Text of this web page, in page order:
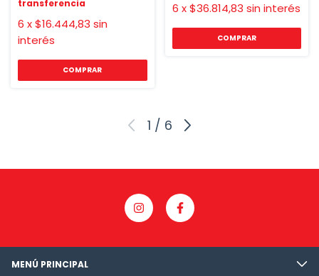
6 x$16.444,83 sin
interés
6 x$36.814,83 sin interés
1 / 6
MENÚ PRINCIPAL